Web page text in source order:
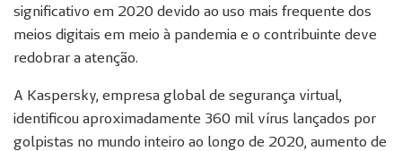
significativo em 2020 devido ao uso mais frequente dos
meios digitais em meio à pandemia e o contribuinte deve
redobrar a atenção.
A Kaspersky, empresa global de segurança virtual,
identificou aproximadamente 360 mil vírus lançados por
golpistas no mundo inteiro ao longo de 2020, aumento de